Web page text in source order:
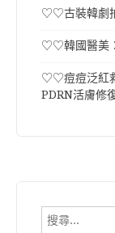
♡♡古裝韓劇
♡♡韓國醫美
♡♡痘痘泛紅
PDRN活膚
搜